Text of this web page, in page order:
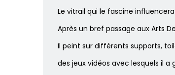
Le vitrail qui le fascine
Après un bref passage aux Arts
Il peint sur différents supports,
des jeux vidéos avec lesquels il a